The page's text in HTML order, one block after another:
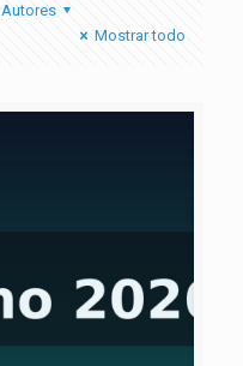
Autores
Mostrar todo